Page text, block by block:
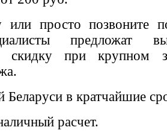
или просто позвоните
предложат
скидку при крупном
Беларуси в кратчайшие
расчет.